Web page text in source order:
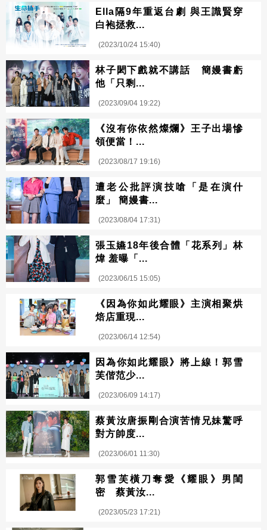
Ella隔9年重返台劇 與王識賢穿
白袍拯救...
(2023/10/24 15:40)
林子閎下戲就不講話 簡嫚書虧
他「只剩...
(2023/09/04 19:22)
《沒有你依然燦爛》王子出場慘
領便當！...
(2023/08/17 19:16)
遭老公批評演技嗆「是在演什
麼」 簡嫚書...
(2023/08/04 17:31)
張玉嬿18年後合體「花系列」林
煒 羞曝「...
(2023/06/15 15:05)
《因為你如此耀眼》主演相聚烘
焙店重現...
(2023/06/14 12:54)
因為你如此耀眼》將上線！郭雪
芙偕范少...
(2023/06/09 14:17)
蔡黃汝唐振剛合演苦情兄妹驚呼
對方帥度...
(2023/06/01 11:30)
郭雪芙橫刀奪愛《耀眼》男閨
密 蔡黃汝...
(2023/05/23 17:21)